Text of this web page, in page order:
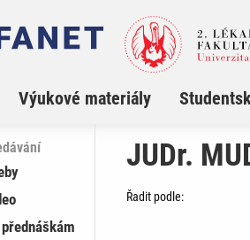
Výukové materiály
JUDr.
Řadit podle: